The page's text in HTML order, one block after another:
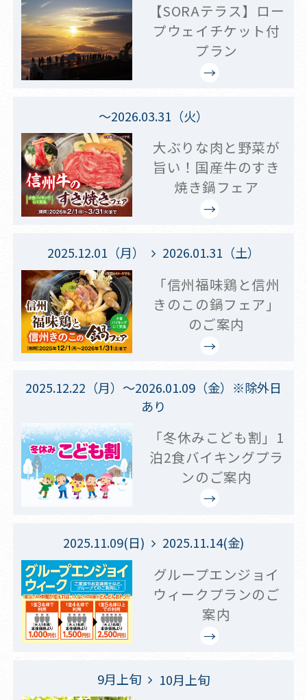
【SORAテラス】ロー
プウェイチケット付
プラン
～2026.03.31（火）
大ぶりな肉と野菜が
旨い！国産牛のすき
焼き鍋フェア
2025.12.01（月） 2026.01.31（土）
「信州福味鶏と信州
きのこの鍋フェア」
のご案内
2025.12.22（月）～2026.01.09（金）※除外日
あり
「冬休みこども割」1
泊2食バイキングプラ
ンのご案内
2025.11.09(日) 2025.11.14(金)
グループエンジョイ
ウィークプランのご
案内
9月上旬 10月上旬